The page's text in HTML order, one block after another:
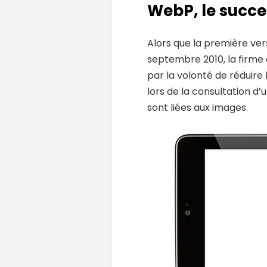
WebP, le
Alors que la première
septembre 2010, la
par la volonté de réduire
lors de la consultation
sont liées aux images.